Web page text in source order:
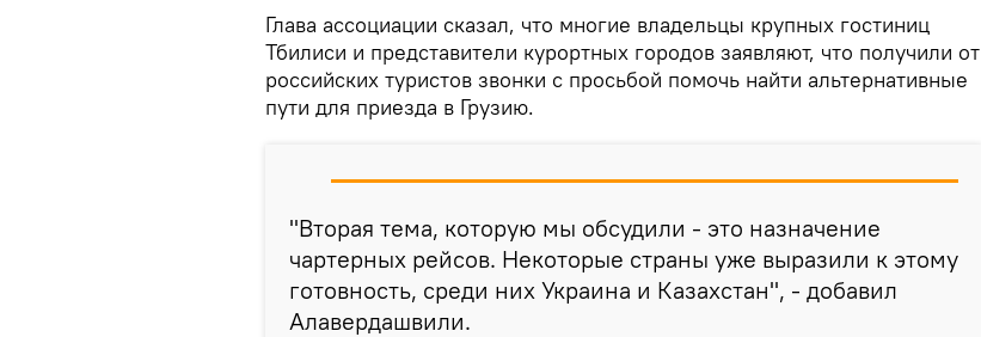
Глава ассоциации сказал, что многие владельцы крупных гостиниц
Тбилиси и представители курортных городов заявляют, что получили от
российских туристов звонки с просьбой помочь найти альтернативные
пути для приезда в Грузию.
"Вторая тема, которую мы обсудили - это назначение
чартерных рейсов. Некоторые страны уже выразили к этому
готовность, среди них Украина и Казахстан", - добавил
Алавердашвили.